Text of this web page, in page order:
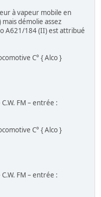
à vapeur mobile en
démolie assez
A621/184 (II) est attribué
C° { Alco }
FM – entrée :
C° { Alco }
FM – entrée :